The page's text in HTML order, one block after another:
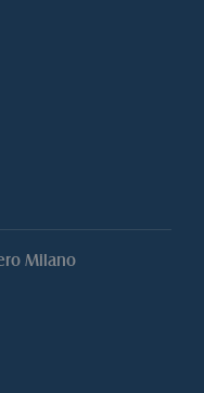
Milano